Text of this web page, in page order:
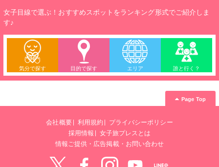
女子目線で選ぶ！おすすめスポットをランキング形式でご紹介しま
す♪
気分で探す 目的で探す エリア 誰と行く？
Page Top
会社概要 利用規約
プライバシーポリシー
採用情報
女子旅プレスとは
情報ご提供・広告掲載・お問い合わせ